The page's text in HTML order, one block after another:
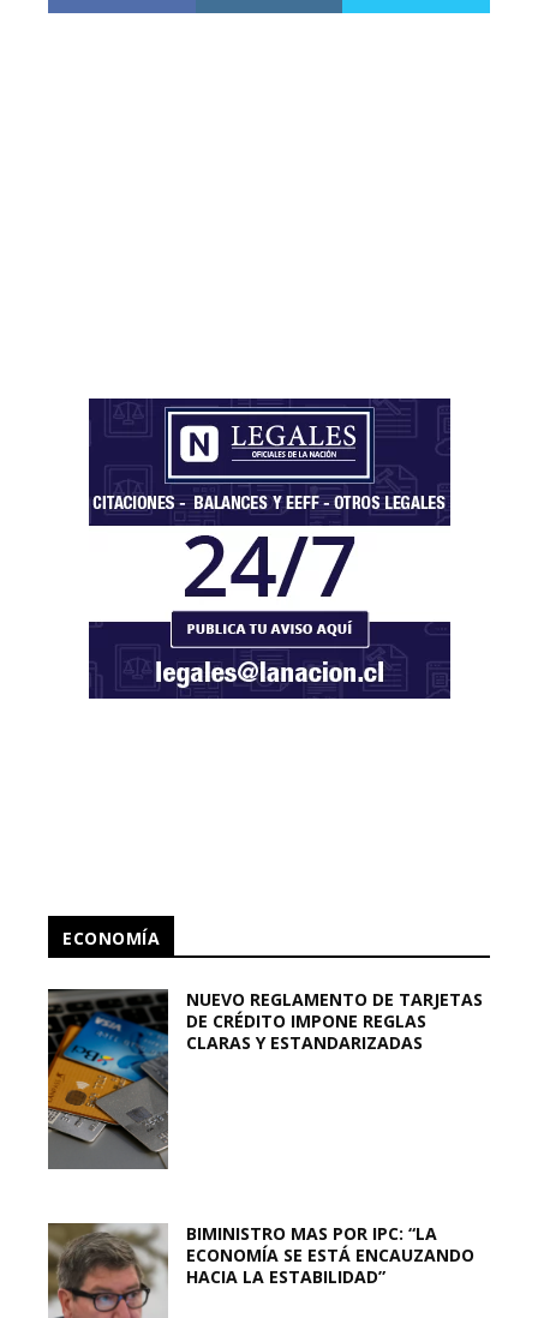
ECONOMÍA
NUEVO REGLAMENTO DE TARJETAS
DE CRÉDITO IMPONE REGLAS
CLARAS Y ESTANDARIZADAS
BIMINISTRO MAS POR IPC: “LA
ECONOMÍA SE ESTÁ ENCAUZANDO
HACIA LA ESTABILIDAD”